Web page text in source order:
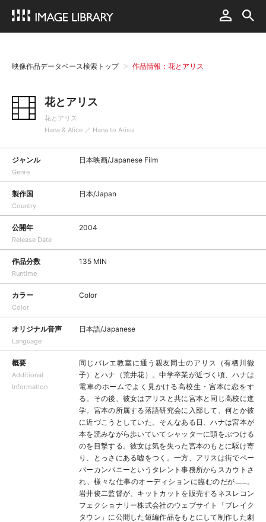
映像作品データベース検索トップ 作品情報：花とアリス
花とアリス
花とアリス
Hana & Alice ／ Hana to Arisu
ジャンル
Genre
日本映画/Japanese Film
製作国
Country
日本/Japan
公開年
Release Date
2004
作品分数
Runtime
135 MIN
カラー
Color
Color
オリジナル音声
Language
日本語/Japanese
概要
Additional
Information
同じバレエ教室に通う親友同士のアリス（有栖川徹
子）とハナ（荒井花）。中学卒業が近づく頃、ハナは
電車のホームでよく見かける高校生・宮本に恋をす
る。その後、彼女はアリスと共に宮本と同じ高校に進
学。宮本の所属する落語研究会に入部して、何とか彼
に近づこうとしていた。そんなある日、ハナは宮本が
本を読みながら歩いていてシャッターに頭をぶつける
のを目撃する。彼女は気を失った宮本のもとに駆け寄
り、とっさにある嘘をつく。一方、アリスは街でペー
パーカンパニーというタレント事務所からスカウトさ
れ、様々な仕事のオーディションに臨むのだが……。
岩井俊二監督が、キットカットを販売するネスレコン
フェクショナリー株式会社のウェブサイト「ブレイク
タウン」に公開した短編作品をもとにして制作した劇